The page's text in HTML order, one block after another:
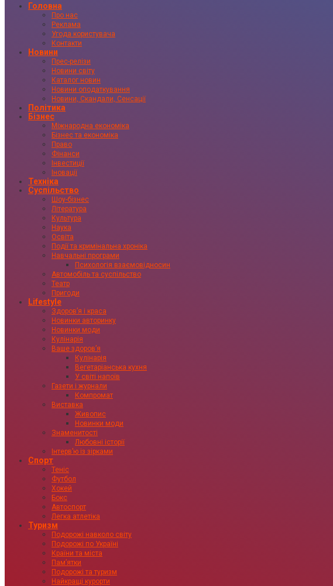
Головна
Про нас
Реклама
Угода користувача
Контакти
Новини
Прес-релізи
Новини світу
Каталог новин
Новини оподаткування
Новини, Скандали, Сенсації
Політика
Бізнес
Міжнародна економіка
Бізнес та економіка
Право
Фінанси
Інвестиції
Іновації
Техніка
Суспільство
Шоу-бізнес
Література
Культура
Наука
Освіта
Події та кримінальна хроніка
Навчальні програми
Психологія взаємовідносин
Автомобіль та суспільство
Театр
Пригоди
Lifestyle
Здоровʼя і краса
Новинки авторинку
Новинки моди
Кулінарія
Ваше здоровʼя
Кулінарія
Вегетаріанська кухня
У світі напоїв
Газети і журнали
Компромат
Виставка
Живопис
Новинки моди
Знаменитості
Любовні історії
Інтервʼю із зірками
Спорт
Теніс
Футбол
Хокей
Бокс
Автоспорт
Легка атлетіка
Туризм
Подорожі навколо світу
Подорожі по Україні
Країни та міста
Пам’ятки
Подорожі та туризм
Найкращі курорти